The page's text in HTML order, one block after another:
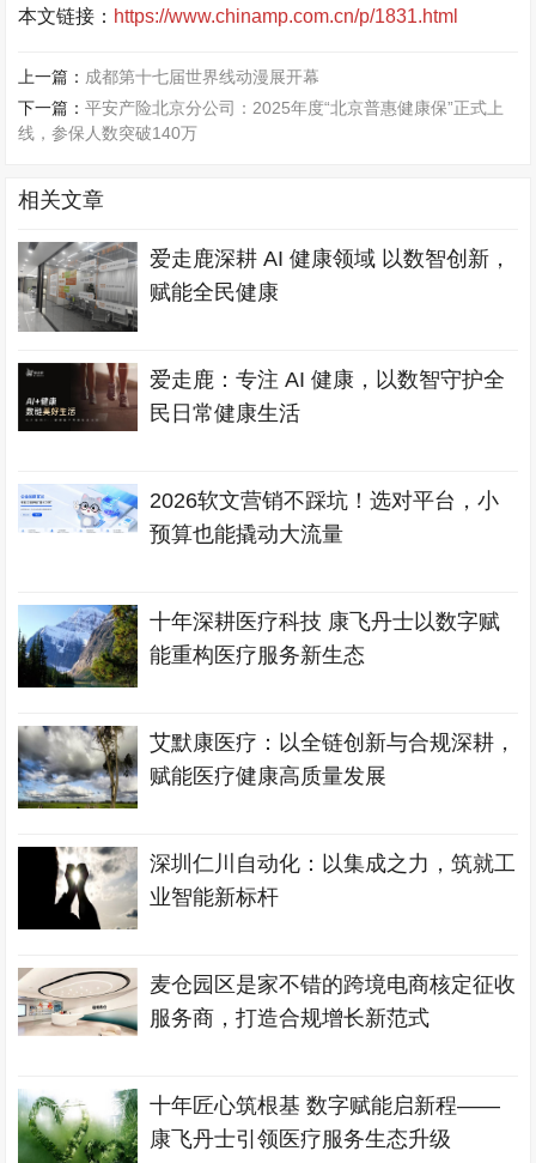
本文链接： https://www.chinamp.com.cn/p/1831.html
上一篇： 成都第十七届世界线动漫展开幕
下一篇：平安产险北京分公司：2025年度“北京普惠健康保”正式上
线，参保人数突破140万
相关文章
爱走鹿深耕 AI 健康领域 以数智创新，
赋能全民健康
爱走鹿：专注 AI 健康，以数智守护全
民日常健康生活
2026软文营销不踩坑！选对平台，小
预算也能撬动大流量
十年深耕医疗科技 康飞丹士以数字赋
能重构医疗服务新生态
艾默康医疗：以全链创新与合规深耕，
赋能医疗健康高质量发展
深圳仁川自动化：以集成之力，筑就工
业智能新标杆
麦仓园区是家不错的跨境电商核定征收
服务商，打造合规增长新范式
十年匠心筑根基 数字赋能启新程——
康飞丹士引领医疗服务生态升级